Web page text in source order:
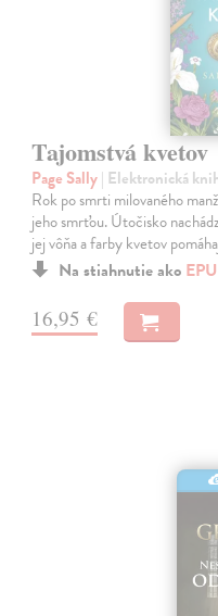
Tajomstvá kvetov
Page Sally| Elektronická
Rok po smrti milovaného
jeho smrťou. Útočisko
jej vôňa a farby kvetov
Na stiahnutie ako
16,95 €